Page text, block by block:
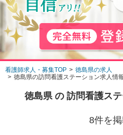
看護師求人・募集TOP
徳島県の求人
徳島県の訪問看護ステーション求人情
徳島県の 訪問看護ス
8件を